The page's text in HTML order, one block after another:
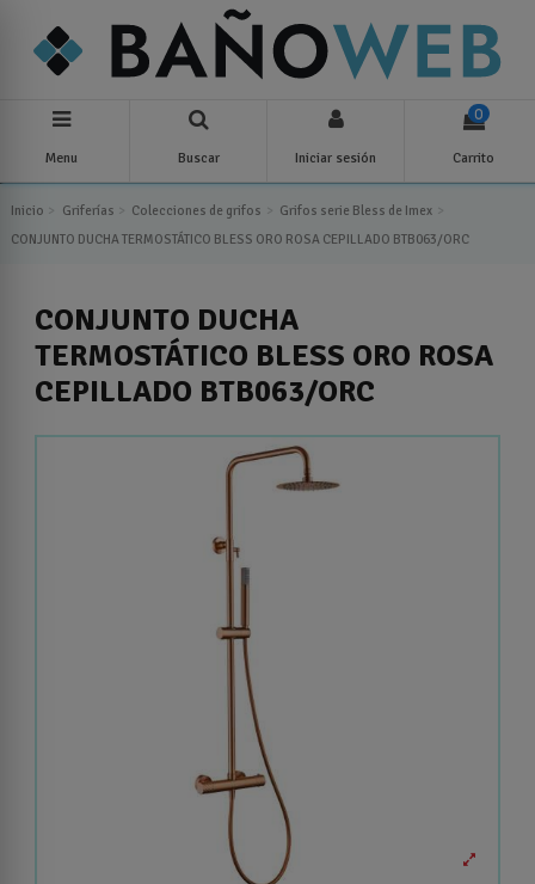
Menu Buscar Iniciar sesión
0
Carrito
Inicio Griferías Colecciones de grifos
Grifos serie Bless de Imex
CONJUNTO DUCHA TERMOSTÁTICO BLESS ORO ROSA CEPILLADO BTB063/ORC
CONJUNTO DUCHA
TERMOSTÁTICO BLESS ORO ROSA
CEPILLADO BTB063/ORC